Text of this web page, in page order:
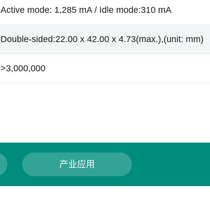
Active mode: 1,285 mA / Idle mode:310 mA
Double-sided:22.00 x 42.00 x 4.73(max.),(unit: mm)
>3,000,000
产业应用